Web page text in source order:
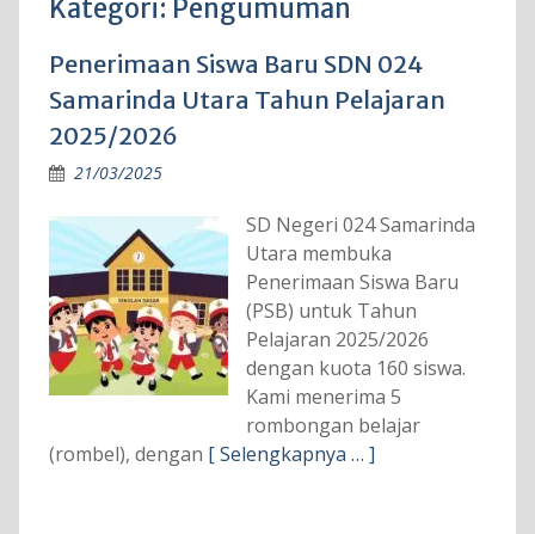
Kategori: Pengumuman
Penerimaan Siswa Baru SDN 024
Samarinda Utara Tahun Pelajaran
2025/2026
21/03/2025
SD Negeri 024 Samarinda
Utara membuka
Penerimaan Siswa Baru
(PSB) untuk Tahun
Pelajaran 2025/2026
dengan kuota 160 siswa.
Kami menerima 5
rombongan belajar
(rombel), dengan [ Selengkapnya … ]